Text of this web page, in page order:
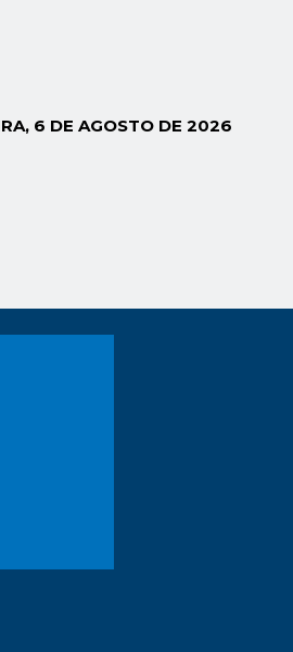
6 DE AGOSTO DE 2026